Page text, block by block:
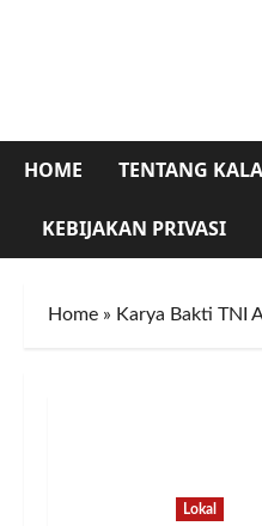
HOME TENTANG
KEBIJAKAN PRIVASI
Home » Karya Bakti TNI
Lokal